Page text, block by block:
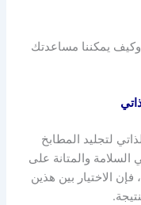
وكيف يمكننا مساعدتك
لتجليد المطابخ
والمتانة على
الاختيار بين هذين